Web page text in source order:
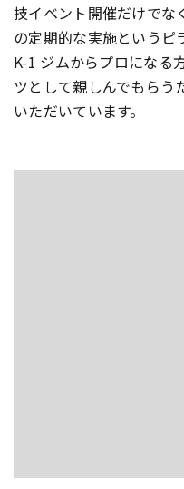
技イベント開催だけでな
の定期的な実施というピ
K-1 ジムからプロになる
ツとして親しんでもらう
いただいています。